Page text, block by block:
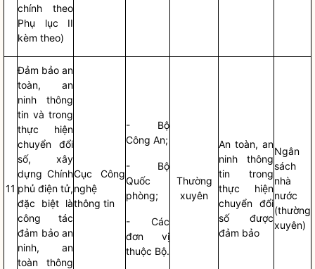
chính theo
Phụ lục II
kèm theo)
11
Đảm bảo an
toàn, an
ninh thông
tin và trong
thực hiện
chuyển đổi
số, xây
dựng Chính
phủ điện tử,
đặc biệt là
công tác
đảm bảo an
ninh, an
toàn thông
Cục Công
nghệ
thông tin
- Bộ
Công An;
- Bộ
Quốc
phòng;
- Các
đơn vị
thuộc Bộ.
Thường
xuyên
An toàn, an
ninh thông
tin trong
thực hiện
chuyển đổi
số được
đảm bảo
Ngân
sách
nhà
nước
(thường
xuyên)